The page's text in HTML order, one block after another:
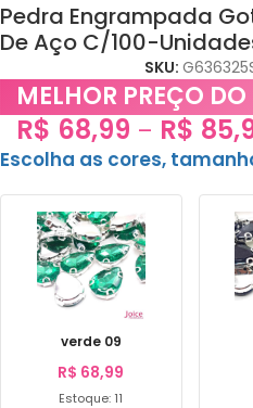
Pedra Engrampada
De Aço C/100-
SKU:
MELHOR PREÇO
R$ 68,99 – R$
Escolha as cores,
verde 09
R$ 68,99
Estoque: 11